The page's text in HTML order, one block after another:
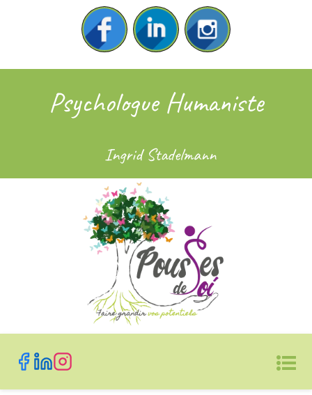
Psychologue Humaniste
Ingrid Stadelmann